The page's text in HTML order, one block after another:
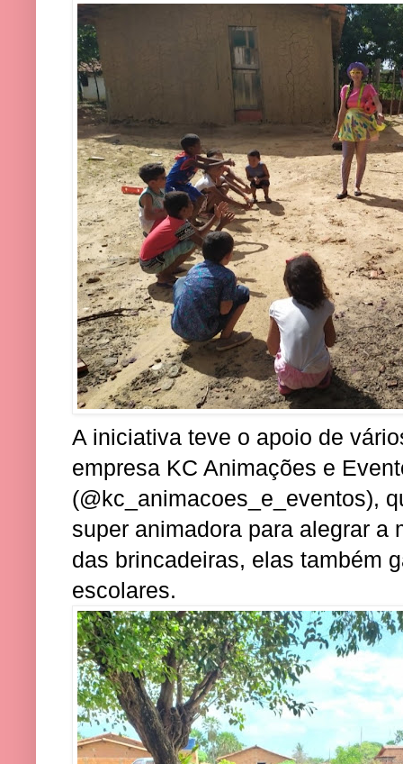
A iniciativa teve o apoio de
empresa KC Animações e
(@kc_animacoes_e_eventos),
super animadora para alegrar a
das brincadeiras, elas também
escolares.